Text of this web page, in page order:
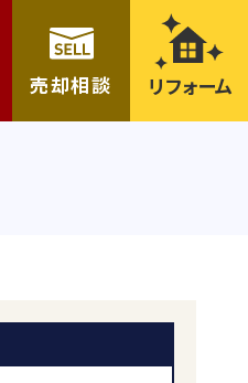
売却相談 リフォーム